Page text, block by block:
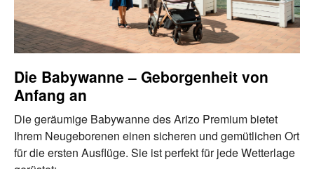
Die Babywanne – Geborgenheit von
Anfang an
Die geräumige Babywanne des Arizo Premium bietet
Ihrem Neugeborenen einen sicheren und gemütlichen Ort
für die ersten Ausflüge. Sie ist perfekt für jede Wetterlage